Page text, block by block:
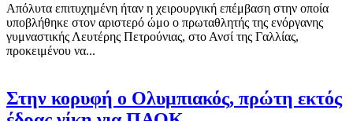
Απόλυτα επιτυχημένη ήταν η χειρουργική επέμβαση στην οποία
υποβλήθηκε στον αριστερό ώμο ο πρωταθλητής της ενόργανης
γυμναστικής Λευτέρης Πετρούνιας, στο Ανσί της Γαλλίας,
προκειμένου να...
Στην κορυφή ο Ολυμπιακός, πρώτη εκτός